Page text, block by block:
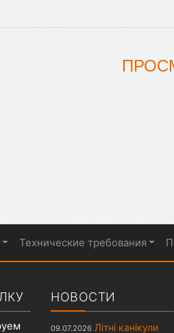
Технические требования
НОВОСТИ
09.07.2026 Літні канікули